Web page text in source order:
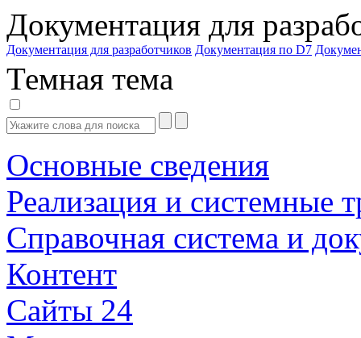
Документация для
Документация для разработчиков Документация по D7
Темная тема
Основные сведения
Реализация и системные
Справочная система и
Контент
Сайты 24